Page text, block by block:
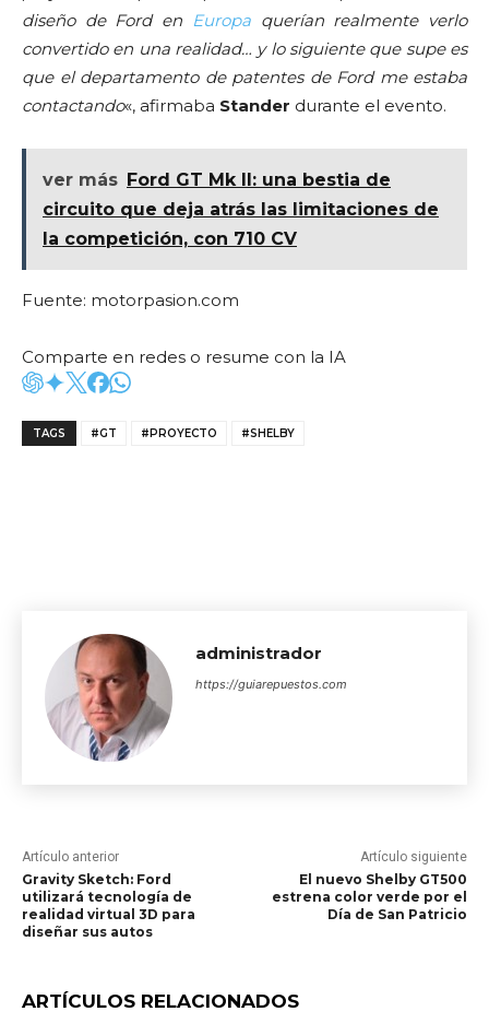
diseño de Ford en Europaquerían realmente verlo
convertido en una realidad… y lo siguiente que supe es
que el departamento de patentes de Ford me estaba
contactando«, afirmaba Stander durante el evento.
ver más Ford GT Mk II: una bestia de
circuito que deja atrás las limitaciones de
la competición, con 710 CV
Fuente: motorpasion.com
Comparte en redes o resume con la IA
TAGS #GT #PROYECTO #SHELBY
administrador
https://guiarepuestos.com
Artículo anterior
Gravity Sketch: Ford
utilizará tecnología de
realidad virtual 3D para
diseñar sus autos
Artículo siguiente
El nuevo Shelby GT500
estrena color verde por el
Día de San Patricio
ARTÍCULOS RELACIONADOS